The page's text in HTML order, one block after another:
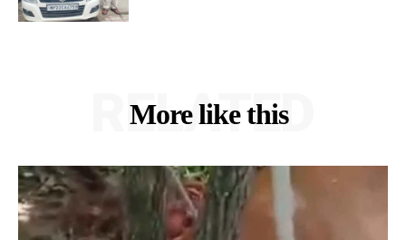
More like this
RELATED